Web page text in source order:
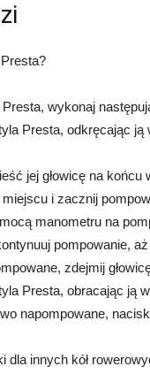
wykonaj
Presta, odkręcając
jej głowicę na końcu
i zacznij
manometru na
pompowanie,
zdejmij
Presta, obracając ją
napompowane,
dla innych kół